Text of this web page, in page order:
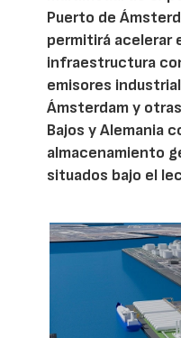
Puerto de
permitirá acelerar
infraestructura
emisores
Ámsterdam y
Bajos y Alemania
almacenamiento
situados bajo el